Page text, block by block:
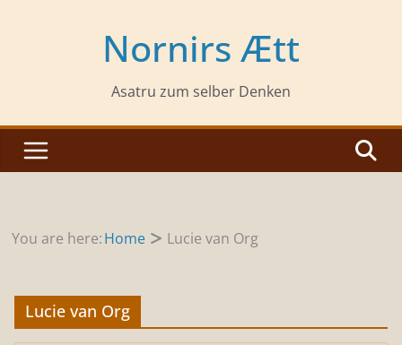
Nornirs Ætt
Asatru zum selber Denken
You are here:Home Lucie van Org
Lucie van Org